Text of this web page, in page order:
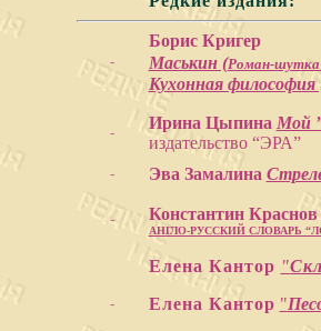
-
Борис Кригер
Маськин (Роман-шутка
Кухонная философия
-
Ирина Цыпина Мой
издательство “ЭРА”
- Эва Замалина
- Константин Краснов
АНГЛО-РУССКИЙ СЛОВАРЬ
-
Елена Кантор "
Елена Кантор "